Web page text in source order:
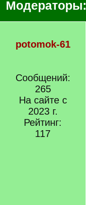
Модераторы:
potomok-61
Сообщений:
265
На сайте с
2023 г.
Рейтинг:
117